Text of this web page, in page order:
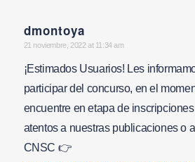
dmontoya
says:
21 noviembre, 2022 at 11:34 am
¡Estimados Usuarios! Les
participar del concurso, en el
encuentre en etapa de
atentos a nuestras publicaciones o
CNSC 👉